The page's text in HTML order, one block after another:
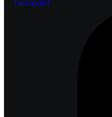
Facebook-f